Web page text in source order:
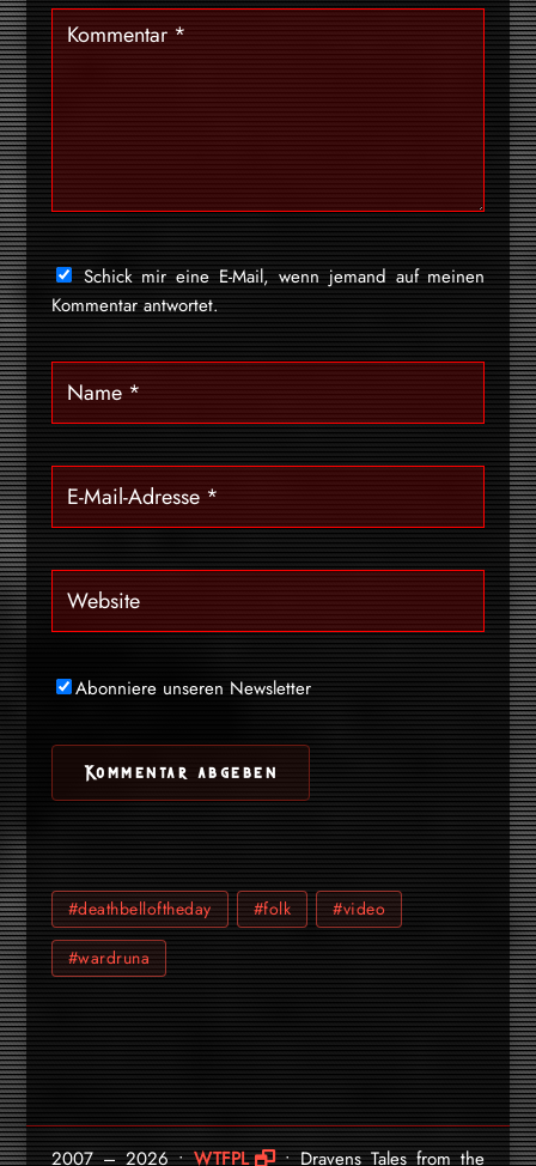
Schick mir eine E-Mail, wenn jemand auf meinen
Kommentar antwortet.
Abonniere unseren Newsletter
#deathbelloftheday #folk #video
#wardruna
2007 – 2026 •WTFPL • Dravens Tales from the